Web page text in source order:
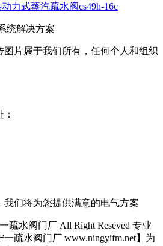
力式蒸汽疏水阀cs49h-16c
统解决方案
片属于我们所有，任何个人和组织
们将为您提供满意的电气方案
疏水阀门厂 All Right Reseved 专业
疏水阀门厂 www.ningyifm.net】为